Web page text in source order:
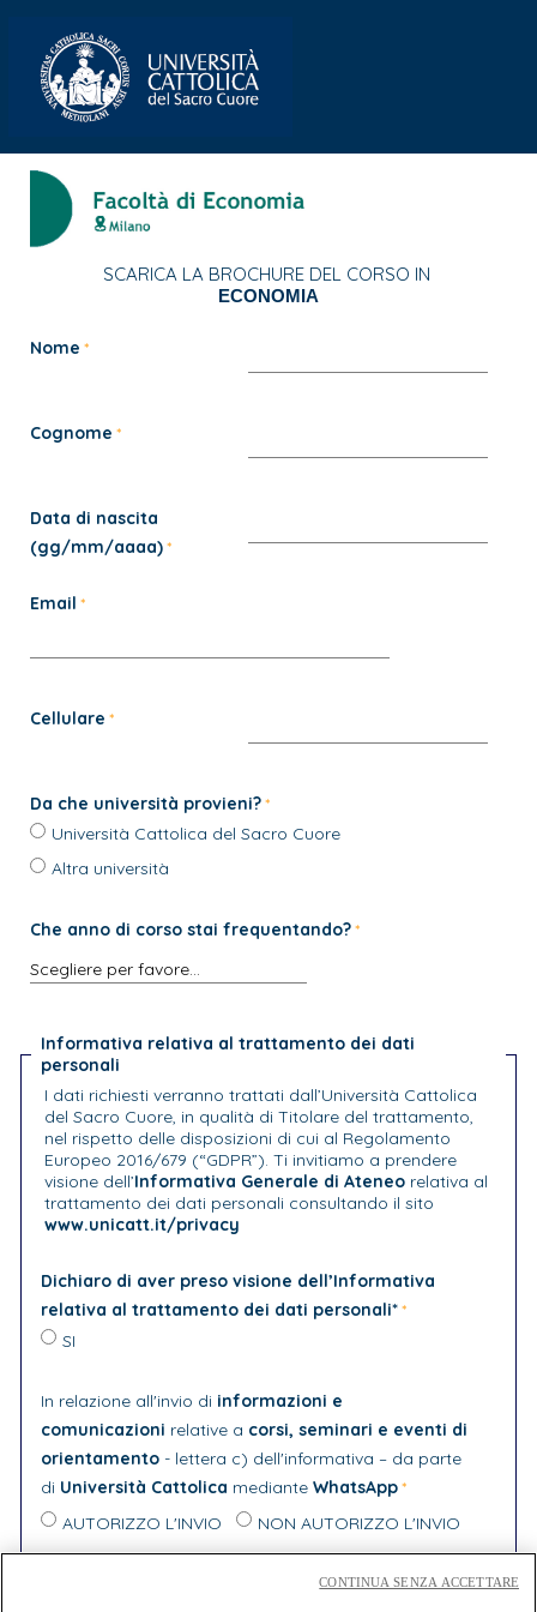
SCARICA LA BROCHURE DEL CORSO IN
ECONOMIA
Nome
Cognome
Data di nascita
(gg/mm/aaaa)
Email
Cellulare
Da che università provieni?
Università Cattolica del Sacro Cuore
Altra università
Che anno di corso stai frequentando?
Informativa relativa al trattamento dei dati
personali
I dati richiesti verranno trattati dall’Università Cattolica
del Sacro Cuore, in qualità di Titolare del trattamento,
nel rispetto delle disposizioni di cui al Regolamento
Europeo 2016/679 (“GDPR”). Ti invitiamo a prendere
visione dell’Informativa Generale di Ateneo relativa al
trattamento dei dati personali consultando il sito
www.unicatt.it/privacy
Dichiaro di aver preso visione dell’Informativa
relativa al trattamento dei dati personali*
SI
In relazione all'invio di informazioni e
comunicazioni relative a corsi, seminari e eventi di
orientamento - lettera c) dell'informativa – da parte
di Università Cattolica mediante WhatsApp
AUTORIZZO L'INVIO
NON AUTORIZZO L'INVIO
comunicazioni e materiale
CONTINUA SENZA ACCETTARE